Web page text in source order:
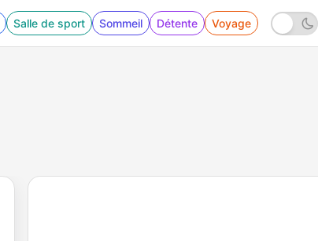
Salle de sport Sommeil Détente Voyage